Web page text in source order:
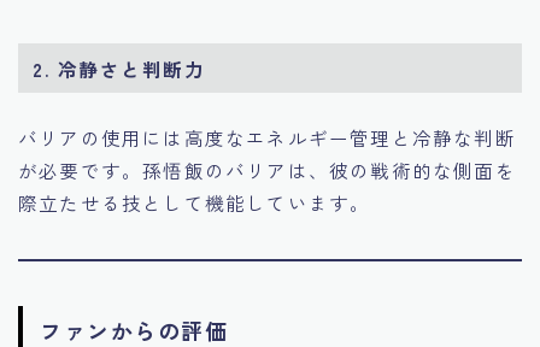
2. 冷静さと判断力
バリアの使用には高度なエネルギー管理と冷静な判断
が必要です。孫悟飯のバリアは、彼の戦術的な側面を
際立たせる技として機能しています。
ファンからの評価